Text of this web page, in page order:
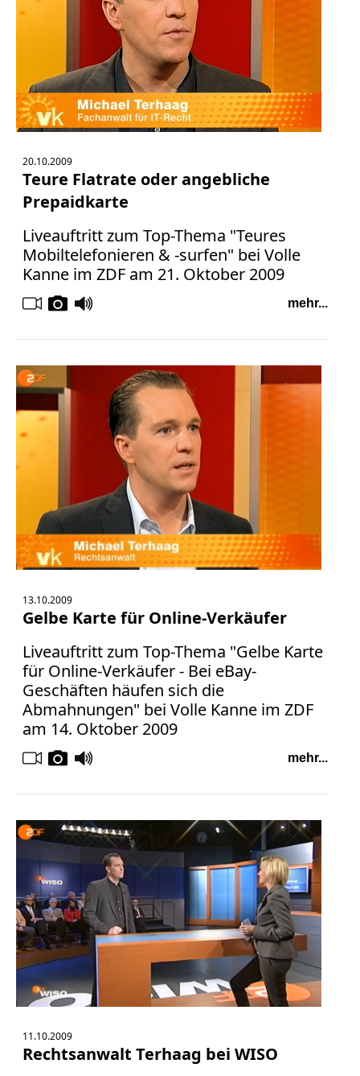
20.10.2009
Teure Flatrate oder angebliche
Prepaidkarte
Liveauftritt zum Top-Thema "Teures
Mobiltelefonieren & -surfen" bei Volle
Kanne im ZDF am 21. Oktober 2009
mehr...
13.10.2009
Gelbe Karte für Online-Verkäufer
Liveauftritt zum Top-Thema "Gelbe Karte
für Online-Verkäufer - Bei eBay-
Geschäften häufen sich die
Abmahnungen" bei Volle Kanne im ZDF
am 14. Oktober 2009
mehr...
11.10.2009
Rechtsanwalt Terhaag bei WISO